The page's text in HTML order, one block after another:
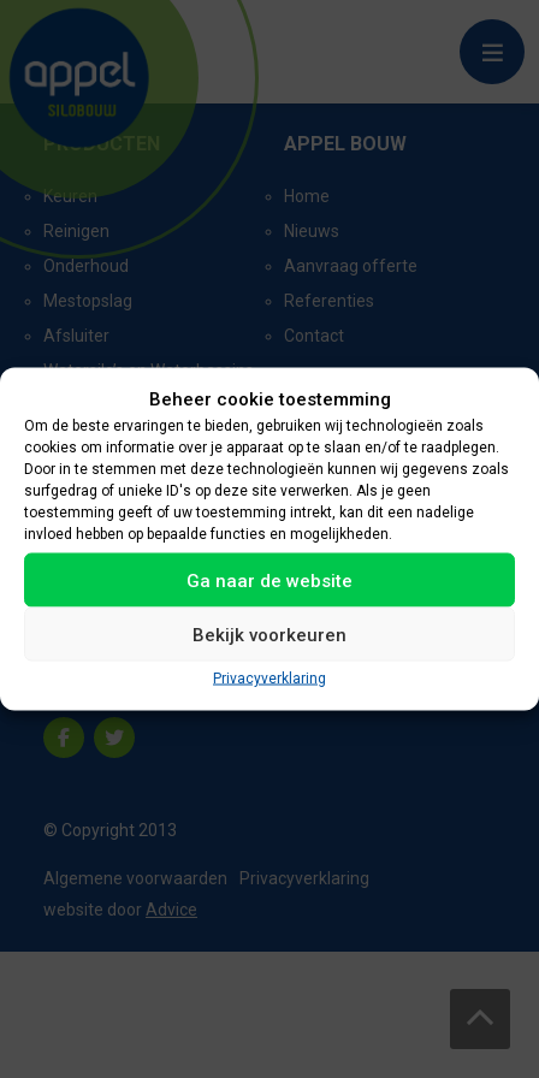
Beheer cookie toestemming
Om de beste ervaringen te bieden, gebruiken wij technologieën zoals
cookies om informatie over je apparaat op te slaan en/of te raadplegen.
Door in te stemmen met deze technologieën kunnen wij gegevens zoals
surfgedrag of unieke ID's op deze site verwerken. Als je geen
toestemming geeft of uw toestemming intrekt, kan dit een nadelige
invloed hebben op bepaalde functies en mogelijkheden.
Ga naar de website
Bekijk voorkeuren
Privacyverklaring
LAREN_7756
PRODUCTEN
Keuren
Reinigen
Onderhoud
Mestopslag
Afsluiter
Watersilo’s en Waterbassins
APPEL BOUW
Home
Nieuws
Aanvraag offerte
Referenties
Contact
CERTIFICERING CONTACTGEGEVENS
Oevers 11
8331 VC Steenwijk
Nederland
info@appelbouw.nl
© Copyright 2013
Algemene voorwaarden
Privacyverklaring
website door Advice